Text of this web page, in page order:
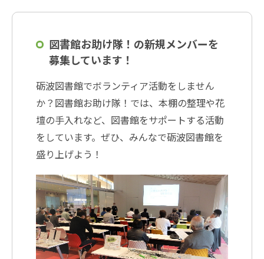
図書館お助け隊！の新規メンバーを
募集しています！
砺波図書館でボランティア活動をしません
か？図書館お助け隊！では、本棚の整理や花
壇の手入れなど、図書館をサポートする活動
をしています。ぜひ、みんなで砺波図書館を
盛り上げよう！